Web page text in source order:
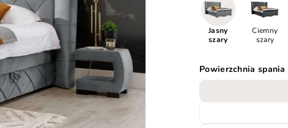
Jasny
szary
Ciemny
szary
Powierzchnia spania